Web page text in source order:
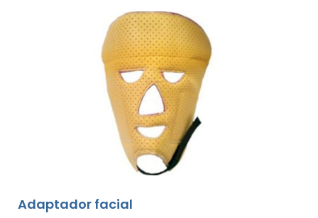
Adaptador facial